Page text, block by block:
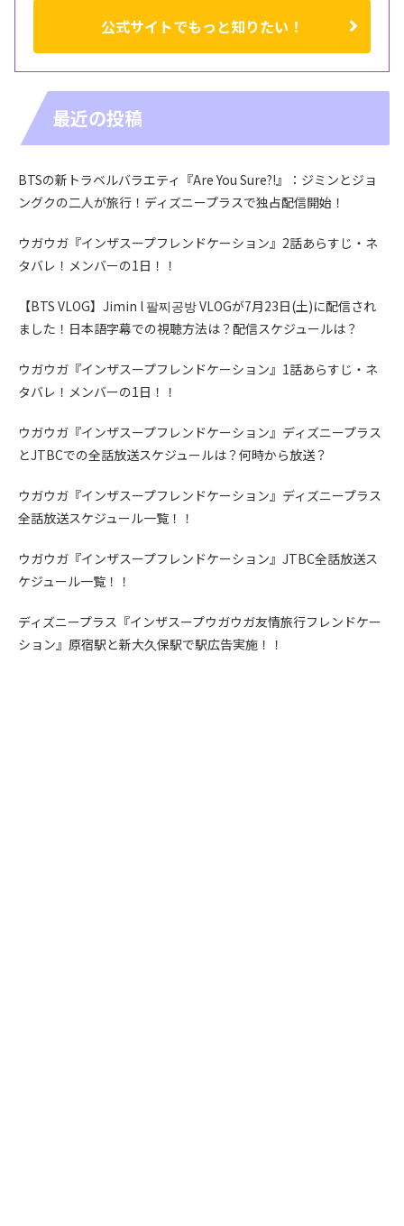
公式サイトでもっと知りたい！
最近の投稿
BTSの新トラベルバラエティ『Are You Sure?!』：ジミンとジョ
ングクの二人が旅行！ディズニープラスで独占配信開始！
ウガウガ『インザスープフレンドケーション』2話あらすじ・ネ
タバレ！メンバーの1日！！
【BTS VLOG】Jimin l 팔찌공방 VLOGが7月23日(土)に配信され
ました！日本語字幕での視聴方法は？配信スケジュールは？
ウガウガ『インザスープフレンドケーション』1話あらすじ・ネ
タバレ！メンバーの1日！！
ウガウガ『インザスープフレンドケーション』ディズニープラス
とJTBCでの全話放送スケジュールは？何時から放送？
ウガウガ『インザスープフレンドケーション』ディズニープラス
全話放送スケジュール一覧！！
ウガウガ『インザスープフレンドケーション』JTBC全話放送ス
ケジュール一覧！！
ディズニープラス『インザスープウガウガ友情旅行フレンドケー
ション』原宿駅と新大久保駅で駅広告実施！！